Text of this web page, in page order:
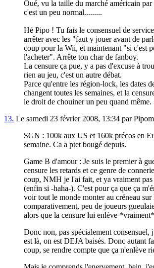
Oué, vu la taille du marché américain par
c'est un peu normal.........
Hé Pipo ! Tu fais le consensuel de
arrêter avec les "faut y jouer avant de
coup pour la Wii, et maintenant "si c'est
l'acheter". Arrête ton char de fanboy.
La censure ça pue, y a pas d'excuse à
rien au jeu, c'est un autre débat.
Parce qu'entre les région-lock, les dates
changent toutes les semaines, et la
le droit de chouiner un peu quand même.
13. Le samedi 23 février 2008, 13:34 par
SGN : 100k aux US et 160k précos en
semaine. Ca a ptet bougé depuis.
Game B d'amour : Je suis le premier à
censure les retards et ce genre de
coup, NMH je l'ai fait, et ya vraiment
(enfin si -haha-). C'est pour ça que ça
voir tout le monde monter au créneau
comparativement, peu de joueurs
alors que la censure lui enlève
Donc non, pas spécialement consensuel,
est là, on est DEJA baisés. Donc autant
coup, se rendre compte que ça n'enlève